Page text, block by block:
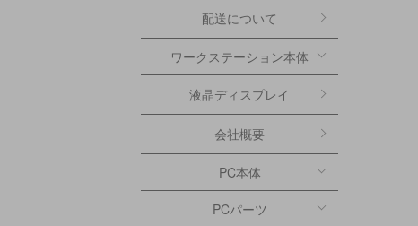
配送について
ワークステーション本体
液晶ディスプレイ
会社概要
PC本体
PCパーツ